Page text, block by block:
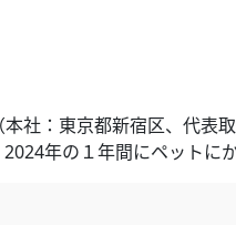
社：東京都新宿区、代表
年の１年間にペットに